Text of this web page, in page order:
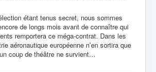
étant tenus secret, nous sommes
de longs mois avant de connaître qui
remportera ce méga-contrat. Dans les
aéronautique européenne n’en sortira que
coup de théâtre ne survient…